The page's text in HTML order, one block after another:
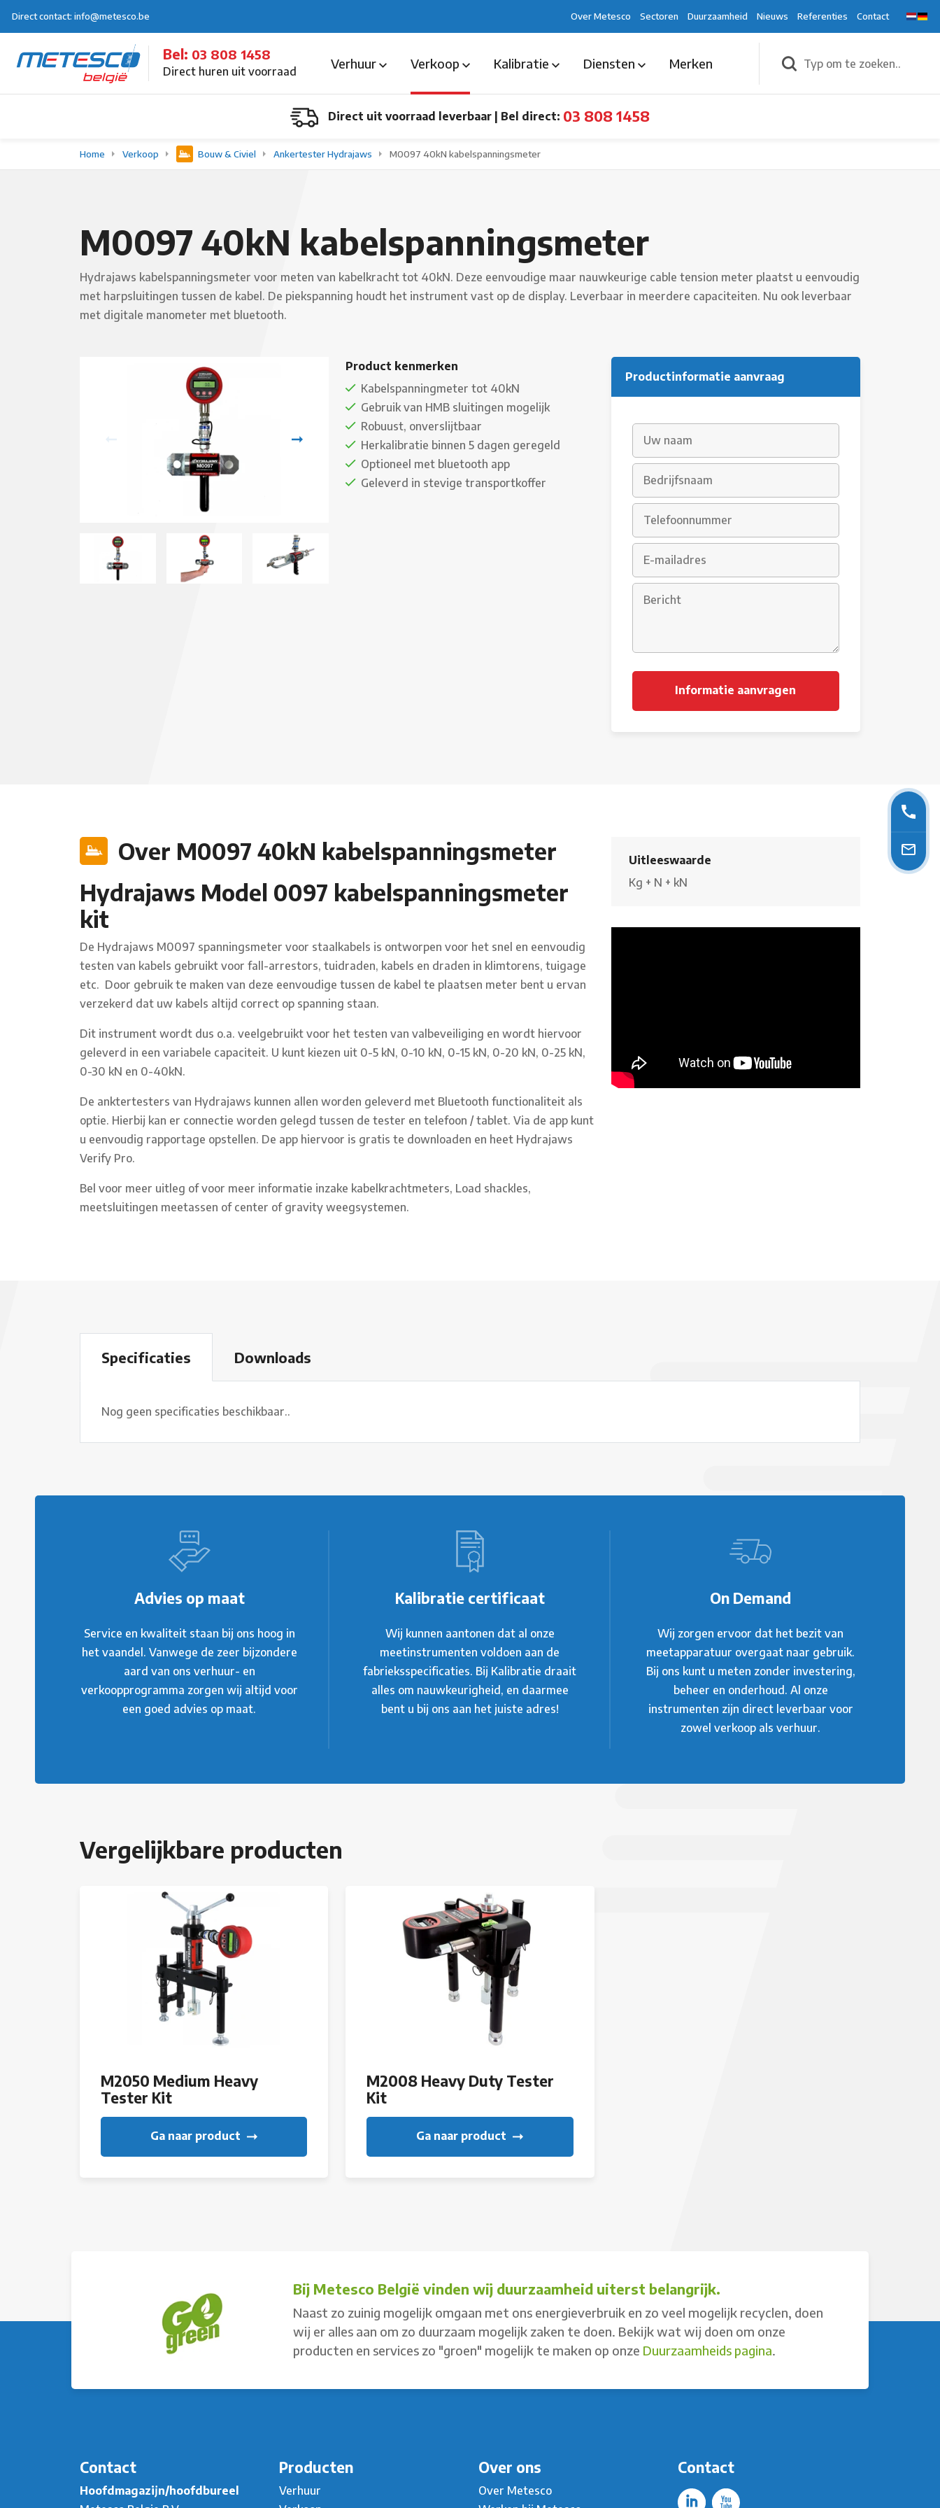
Direct contact: info@metesco.be Over Metesco Sectoren Duurzaamheid Nieuws Referenties Contact
Bel: 03 808 1458
Direct huren uit voorraad Verhuur Verkoop Kalibratie Diensten Merken
Direct uit voorraad leverbaar Bel direct: 03 808 1458
Home Verkoop Bouw & Civiel Ankertester Hydrajaws M0097 40kN kabelspanningsmeter
M0097 40kN kabelspanningsmeter
Hydrajaws kabelspanningsmeter voor meten van kabelkracht tot 40kN. Deze eenvoudige maar nauwkeurige cable tension meter plaatst u eenvoudig
met harpsluitingen tussen de kabel. De piekspanning houdt het instrument vast op de display. Leverbaar in meerdere capaciteiten. Nu ook leverbaar
met digitale manometer met bluetooth.
Product kenmerken
Kabelspanningmeter tot 40kN
Gebruik van HMB sluitingen mogelijk
Robuust, onverslijtbaar
Herkalibratie binnen 5 dagen geregeld
Optioneel met bluetooth app
Geleverd in stevige transportkoffer
Productinformatie aanvraag
Over M0097 40kN kabelspanningsmeter
Hydrajaws Model 0097 kabelspanningsmeter
kit
De Hydrajaws M0097 spanningsmeter voor staalkabels is ontworpen voor het snel en eenvoudig
testen van kabels gebruikt voor fall-arrestors, tuidraden, kabels en draden in klimtorens, tuigage
etc. Door gebruik te maken van deze eenvoudige tussen de kabel te plaatsen meter bent u ervan
verzekerd dat uw kabels altijd correct op spanning staan.
Dit instrument wordt dus o.a. veelgebruikt voor het testen van valbeveiliging en wordt hiervoor
geleverd in een variabele capaciteit. U kunt kiezen uit 0-5 kN, 0-10 kN, 0-15 kN, 0-20 kN, 0-25 kN,
0-30 kN en 0-40kN.
De anktertesters van Hydrajaws kunnen allen worden geleverd met Bluetooth functionaliteit als
optie. Hierbij kan er connectie worden gelegd tussen de tester en telefoon / tablet. Via de app kunt
u eenvoudig rapportage opstellen. De app hiervoor is gratis te downloaden en heet Hydrajaws
Verify Pro.
Bel voor meer uitleg of voor meer informatie inzake kabelkrachtmeters, Load shackles,
meetsluitingen meetassen of center of gravity weegsystemen.
Uitleeswaarde
Kg + N + kN
Specificaties Downloads
Nog geen specificaties beschikbaar..
Advies op maat
Service en kwaliteit staan bij ons hoog in
het vaandel. Vanwege de zeer bijzondere
aard van ons verhuur- en
verkoopprogramma zorgen wij altijd voor
een goed advies op maat.
Kalibratie certificaat
Wij kunnen aantonen dat al onze
meetinstrumenten voldoen aan de
fabrieksspecificaties. Bij Kalibratie draait
alles om nauwkeurigheid, en daarmee
bent u bij ons aan het juiste adres!
On Demand
Wij zorgen ervoor dat het bezit van
meetapparatuur overgaat naar gebruik.
Bij ons kunt u meten zonder investering,
beheer en onderhoud. Al onze
instrumenten zijn direct leverbaar voor
zowel verkoop als verhuur.
Vergelijkbare producten
M2050 Medium Heavy
Tester Kit
Ga naar product
M2008 Heavy Duty Tester
Kit
Ga naar product
Bij Metesco België vinden wij duurzaamheid uiterst belangrijk.
Naast zo zuinig mogelijk omgaan met ons energieverbruik en zo veel mogelijk recyclen, doen
wij er alles aan om zo duurzaam mogelijk zaken te doen. Bekijk wat wij doen om onze
producten en services zo "groen" mogelijk te maken op onze Duurzaamheids pagina
Contact
Hoofdmagazijn/hoofdbureel
Producten
Verhuur
Over ons
Over Metesco
Contact